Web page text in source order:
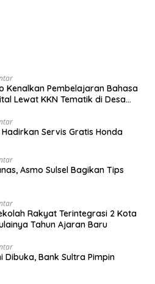
Kenalkan Pembelajaran Bahasa
Lewat KKN Tematik di Desa
Servis Gratis Honda
Asmo Sulsel Bagikan Tips
Rakyat Terintegrasi 2 Kota
Tahun Ajaran Baru
Dibuka, Bank Sultra Pimpin